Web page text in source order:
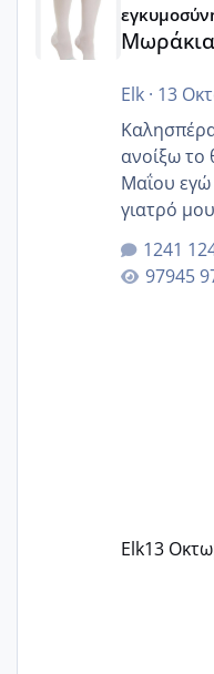
Elk· 13
Καλησπέρα
ανοίξω το
Μαΐου εγώ είμαι 9 εβδ σήμερα πήγα
γιατρό
κλείσω
καμιά
Elk13